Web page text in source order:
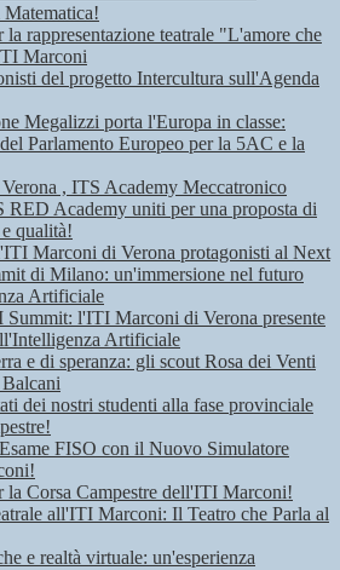
la rappresentazione teatrale "L'amore che
Marconi
del progetto Intercultura sull'Agenda
Megalizzi porta l'Europa in classe:
Parlamento Europeo per la 5AC e la
, ITS Academy Meccatronico
RED Academy uniti per una proposta di
qualità!
Marconi di Verona protagonisti al Next
di Milano: un'immersione nel futuro
Artificiale
Summit: l'ITI Marconi di Verona presente
Artificiale
e di speranza: gli scout Rosa dei Venti
dei nostri studenti alla fase provinciale
FISO con il Nuovo Simulatore
la Corsa Campestre dell'ITI Marconi!
all'ITI Marconi: Il Teatro che Parla al
e realtà virtuale: un'esperienza